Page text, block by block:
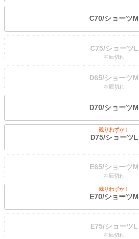
C70/ショーツM
C75/ショーツL
在庫切れ
D65/ショーツM
在庫切れ
D70/ショーツM
D75/ショーツL
残りわずか！
E65/ショーツM
在庫切れ
E70/ショーツM
残りわずか！
E75/ショーツL
在庫切れ